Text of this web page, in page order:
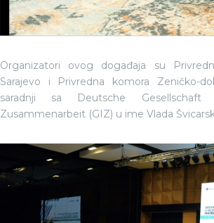
Organizatori ovog događaja su
Sarajevo i Privredna komora Zeničko-
saradnji sa Deutsche Gesellschaft
Zusammenarbeit (GIZ) u ime Vlada